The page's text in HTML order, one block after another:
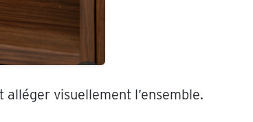
visuellement l’ensemble.